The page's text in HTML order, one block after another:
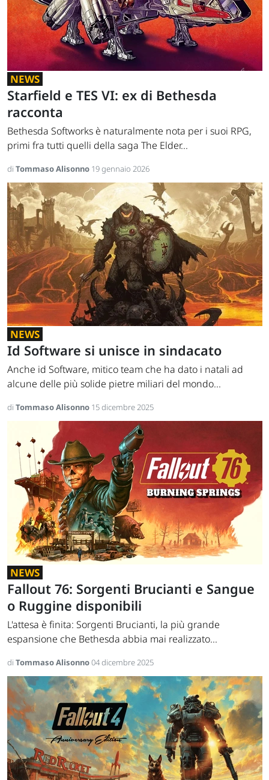
NEWS
Starfield e TES VI: ex di Bethesda
racconta
Bethesda Softworks è naturalmente nota per i suoi RPG,
primi fra tutti quelli della saga The Elder...
di Tommaso Alisonno 19 gennaio 2026
NEWS
Id Software si unisce in sindacato
Anche id Software, mitico team che ha dato i natali ad
alcune delle più solide pietre miliari del mondo...
di Tommaso Alisonno 15 dicembre 2025
NEWS
Fallout 76: Sorgenti Brucianti e Sangue
o Ruggine disponibili
L'attesa è finita: Sorgenti Brucianti, la più grande
espansione che Bethesda abbia mai realizzato...
di Tommaso Alisonno04 dicembre 2025